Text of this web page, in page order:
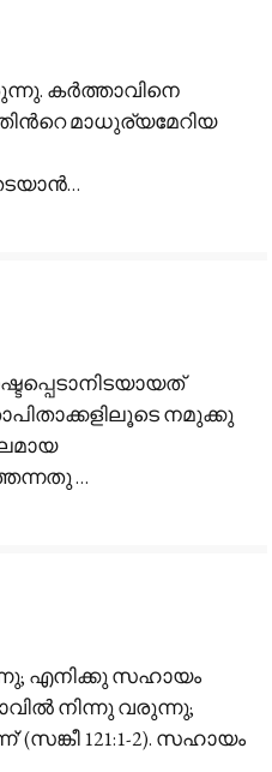
കർത്താവിനെ
മാധുര്യമേറിയ
…
നമുക്കു
…
എനിക്കു സഹായം
നിന്നു വരുന്നു;
121:1-2). സഹായം